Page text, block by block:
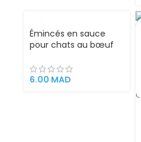
Émincés en sauce
pour chats au bœuf
6.00 MAD